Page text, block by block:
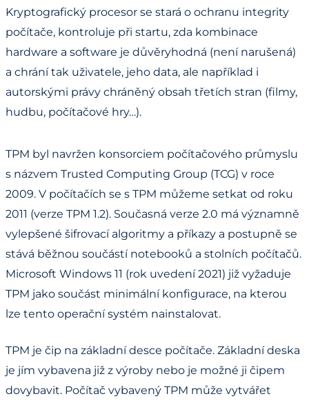
Kryptografický procesor se stará o ochranu integrity
počítače, kontroluje při startu, zda kombinace
hardware a software je důvěryhodná (není narušená)
a chrání tak uživatele, jeho data, ale například i
autorskými právy chráněný obsah třetích stran (filmy,
hudbu, počítačové hry…).
TPM byl navržen konsorciem počítačového průmyslu
s názvem Trusted Computing Group (TCG) v roce
2009. V počítačích se s TPM můžeme setkat od roku
2011 (verze TPM 1.2). Současná verze 2.0 má významně
vylepšené šifrovací algoritmy a příkazy a postupně se
stává běžnou součástí notebooků a stolních počítačů.
Microsoft Windows 11 (rok uvedení 2021) již vyžaduje
TPM jako součást minimální konfigurace, na kterou
lze tento operační systém nainstalovat.
TPM je čip na základní desce počítače. Základní deska
je jím vybavena již z výroby nebo je možné ji čipem
dovybavit. Počítač vybavený TPM může vytvářet